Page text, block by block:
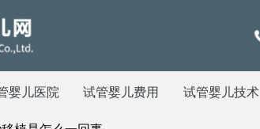
婴儿医院 试管婴儿费用 试管婴儿技术